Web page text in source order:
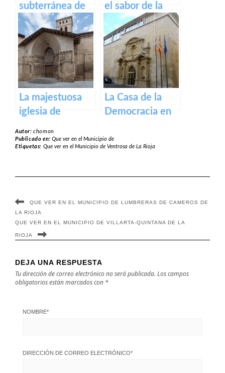
subterránea de
Arnedo: La
cueva de los
cien pilares
el sabor de la
excelencia en
vinos
La majestuosa
iglesia de
en Logroño.
La Casa de la
Democracia en
Parlamento de
Autor:chomon
Publicado en:Que ver en el Municipio de
Etiquetas: Que ver en el Municipio de Ventrosa de La Rioja
QUE VER EN EL MUNICIPIO DE LUMBRERAS DE CAMEROS DE
LA RIOJA
QUE VER EN EL MUNICIPIO DE VILLARTA-QUINTANA DE LA
RIOJA
DEJA UNA RESPUESTA
Tu dirección de correo electrónico no será publicada. Los campos
obligatorios están marcados con *
NOMBRE*
DIRECCIÓN DE CORREO ELECTRÓNICO*